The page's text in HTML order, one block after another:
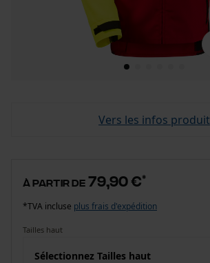
Vers les infos produit
à partir de 79,90 €*
*TVA incluse plus frais d'expédition
Tailles haut
Sélectionnez Tailles haut